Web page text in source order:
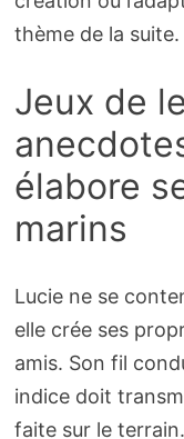
thème de la suite.
Jeux de
élabore
marins
Lucie ne se
elle crée ses
amis. Son fil
indice doit
faite sur le